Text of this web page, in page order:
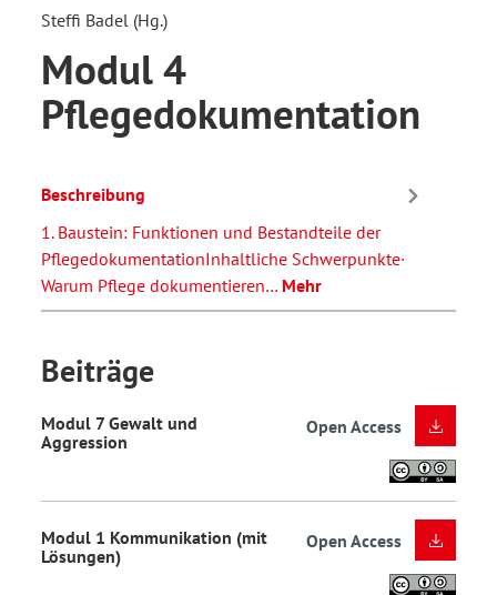
Steffi Badel (Hg.)
Modul 4
Pflegedokumentation
Beschreibung
1. Baustein: Funktionen und Bestandteile der
PflegedokumentationInhaltliche Schwerpunkte·
Warum Pflege dokumentieren… Mehr
Beiträge
Modul 7 Gewalt und
Aggression
Open Access
Modul 1 Kommunikation (mit
Lösungen)
Open Access